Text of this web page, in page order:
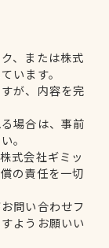
、または株式
います。
が、内容を完
場合は、事前
。
式会社ギミッ
の責任を一切
問い合わせフ
ようお願いい